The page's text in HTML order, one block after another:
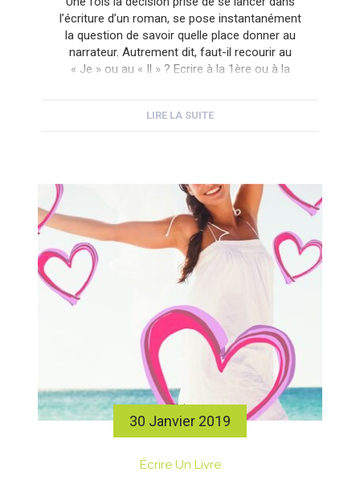
l’écriture d’un roman, se pose instantanément
la question de savoir quelle place donner au
narrateur. Autrement dit, faut-il recourir au
« Je » ou au « Il » ? Ecrire à la 1ère ou à la
second […]
LIRE LA SUITE
30 Janvier 2019
Écrire Un Livre